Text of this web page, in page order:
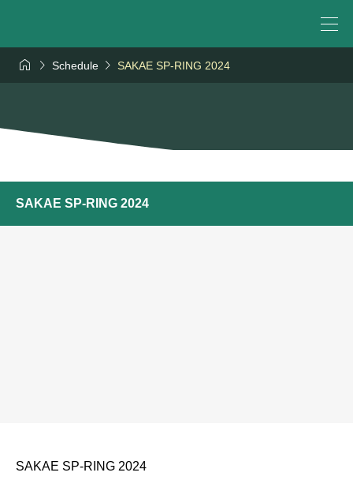
  Schedule  SAKAE SP-RING 2024
SAKAE SP-RING 2024
SAKAE SP-RING 2024